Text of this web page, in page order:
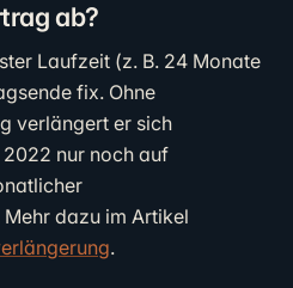
ab?
Laufzeit (z. B. 24 Monate
fix. Ohne
verlängert er sich
nur noch auf
dazu im Artikel
.